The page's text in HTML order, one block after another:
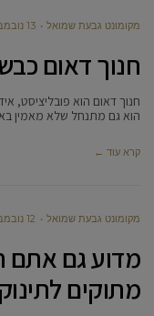
מקומונט גבעת שמואל 13 נובמבר, 2017
חנוך דאום
חנוך דאום הוא פובליציסט,
הוא גם מתנחל שלא מאמין
קרא עוד ←
מקומונט גבעת שמואל 12 נובמבר, 2017
מדוע גם אתם
מתוקים